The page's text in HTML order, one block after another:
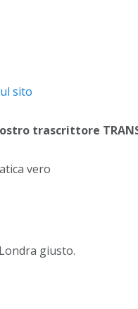
sito
trascrittore
vero
giusto.